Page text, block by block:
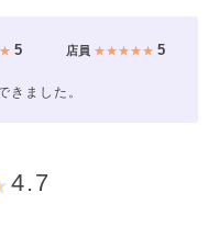
5 店員 ★★★★★5
きました。
4.7